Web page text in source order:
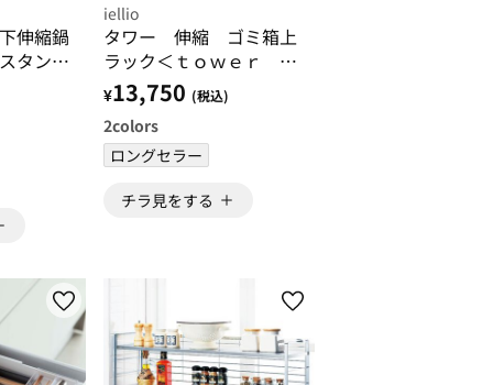
伸縮鍋
タンド
iellio
タワー 伸縮 ゴミ箱上
ラック＜ｔｏｗｅｒ 山
崎実業 ゴミ箱 ごみ
箱 ダストボックス 収
納ラック＞
¥13,750 (税込)
2colors
ロングセラー
チラ見をする